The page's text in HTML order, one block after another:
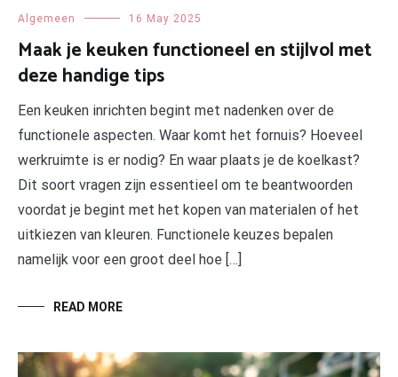
Algemeen 16 May 2025
Maak je keuken functioneel en stijlvol met
deze handige tips
Een keuken inrichten begint met nadenken over de
functionele aspecten. Waar komt het fornuis? Hoeveel
werkruimte is er nodig? En waar plaats je de koelkast?
Dit soort vragen zijn essentieel om te beantwoorden
voordat je begint met het kopen van materialen of het
uitkiezen van kleuren. Functionele keuzes bepalen
namelijk voor een groot deel hoe […]
READ MORE